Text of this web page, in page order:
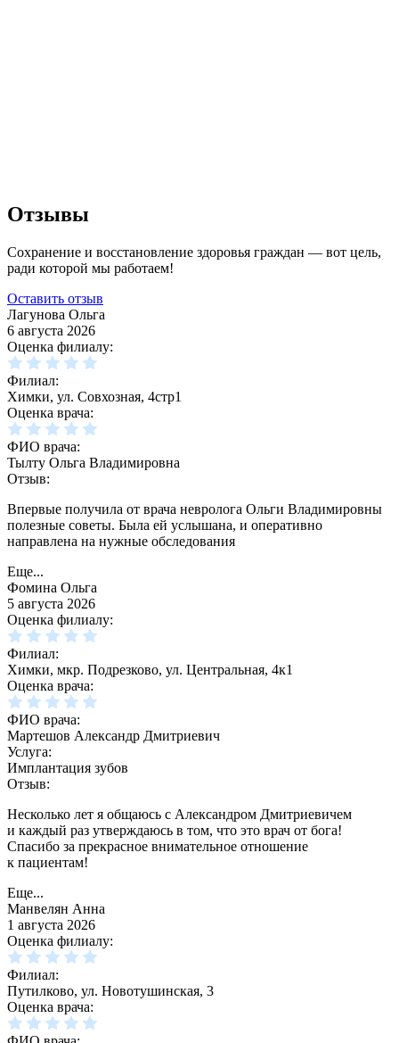
Отзывы
Сохранение и восстановление здоровья граждан — вот цель,
ради которой мы работаем!
Оставить отзыв
Лагунова Ольга
6 августа 2026
Оценка филиалу:
Филиал:
Химки, ул. Совхозная, 4стр1
Оценка врача:
ФИО врача:
Тылту Ольга Владимировна
Отзыв:
Впервые получила от врача невролога Ольги Владимировны
полезные советы. Была ей услышана, и оперативно
направлена на нужные обследования
Еще...
Фомина Ольга
5 августа 2026
Оценка филиалу:
Филиал:
Химки, мкр. Подрезково, ул. Центральная, 4к1
Оценка врача:
ФИО врача:
Мартешов Александр Дмитриевич
Услуга:
Имплантация зубов
Отзыв:
Несколько лет я общаюсь с Александром Дмитриевичем
и каждый раз утверждаюсь в том, что это врач от бога!
Спасибо за прекрасное внимательное отношение
к пациентам!
Еще...
Манвелян Анна
1 августа 2026
Оценка филиалу:
Филиал:
Путилково, ул. Новотушинская, 3
Оценка врача: